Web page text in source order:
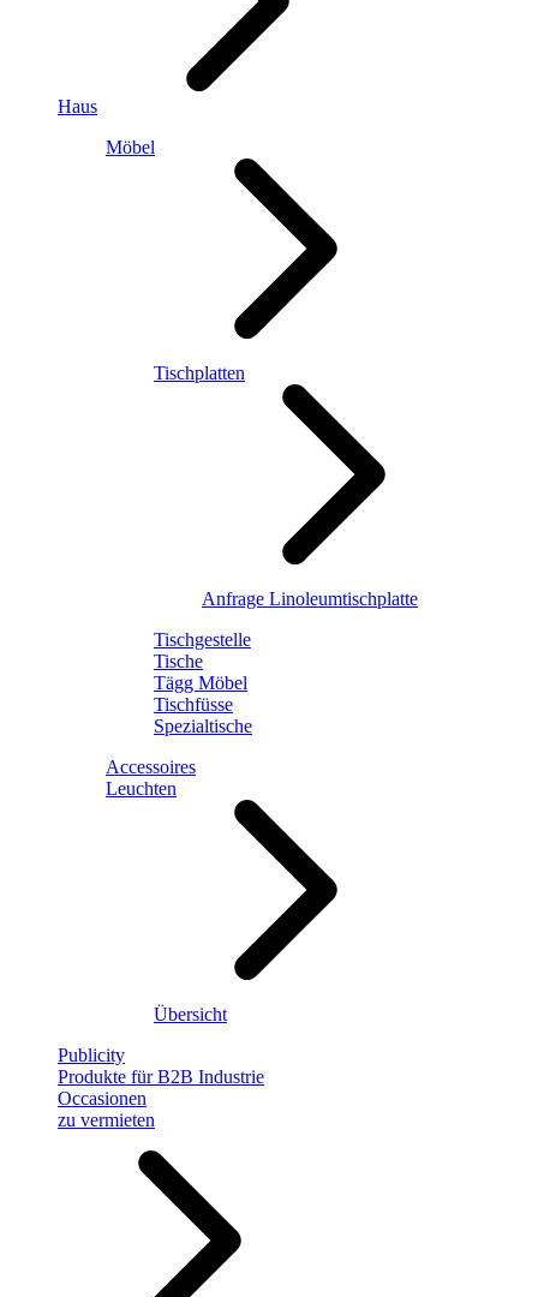
Haus
Möbel
Tischplatten
Anfrage Linoleumtischplatte
Tischgestelle
Tische
Tägg Möbel
Tischfüsse
Spezialtische
Accessoires
Leuchten
Übersicht
Publicity
Produkte für B2B Industrie
Occasionen
zu vermieten